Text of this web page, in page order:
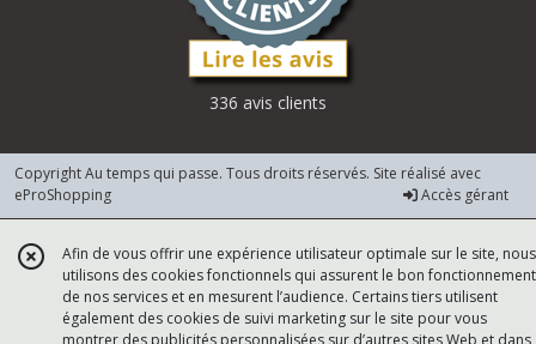
336 avis clients
Copyright Au temps qui passe. Tous droits réservés. Site réalisé avec
eProShopping
Accès gérant
Afin de vous offrir une expérience utilisateur optimale sur le site, nous
utilisons des cookies fonctionnels qui assurent le bon fonctionnement
de nos services et en mesurent l’audience. Certains tiers utilisent
également des cookies de suivi marketing sur le site pour vous
montrer des publicités personnalisées sur d’autres sites Web et dans